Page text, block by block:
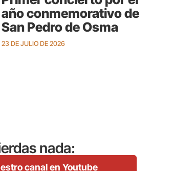
año conmemorativo de
San Pedro de Osma
23 DE JULIO DE 2026
nada:
canal en Youtube